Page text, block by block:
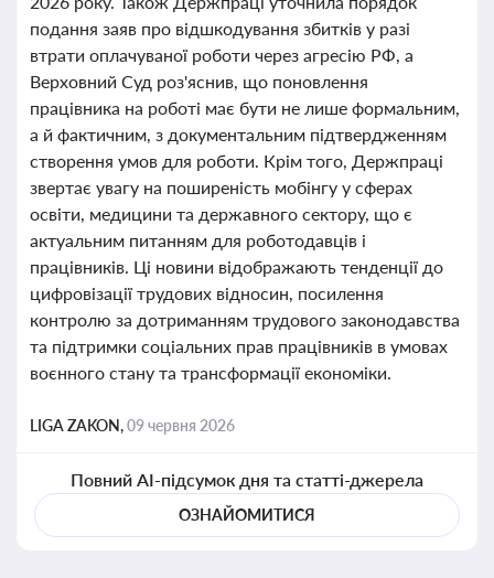
подання заяв про відшкодування збитків у разі
втрати оплачуваної роботи через агресію РФ, а
Верховний Суд роз'яснив, що поновлення
працівника на роботі має бути не лише формальним,
а й фактичним, з документальним підтвердженням
створення умов для роботи. Крім того, Держпраці
звертає увагу на поширеність мобінгу у сферах
освіти, медицини та державного сектору, що є
актуальним питанням для роботодавців і
працівників. Ці новини відображають тенденції до
цифровізації трудових відносин, посилення
контролю за дотриманням трудового законодавства
та підтримки соціальних прав працівників в умовах
воєнного стану та трансформації економіки.
LIGA ZAKON,09 червня 2026
Повний AI-підсумок дня та статті-джерела
ОЗНАЙОМИТИСЯ